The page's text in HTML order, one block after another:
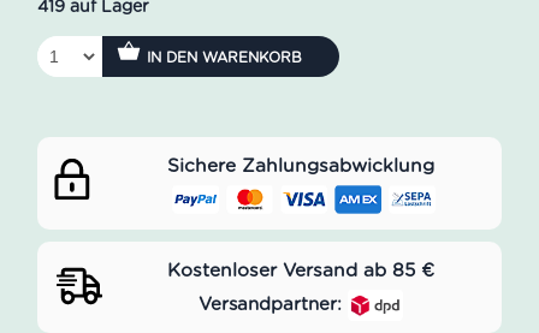
419 auf Lager
IN DEN WARENKORB
Sichere Zahlungsabwicklung
Kostenloser Versand ab 85 €
Versandpartner: